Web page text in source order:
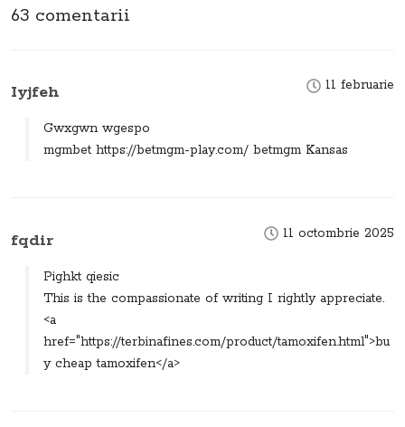
63 comentarii
11 februarie
Iyjfeh
Gwxgwn wgespo
mgmbet https://betmgm-play.com/ betmgm Kansas
11 octombrie 2025
fqdir
Pighkt qiesic
This is the compassionate of writing I rightly appreciate.
<a
href="https://terbinafines.com/product/tamoxifen.html">bu
y cheap tamoxifen</a>